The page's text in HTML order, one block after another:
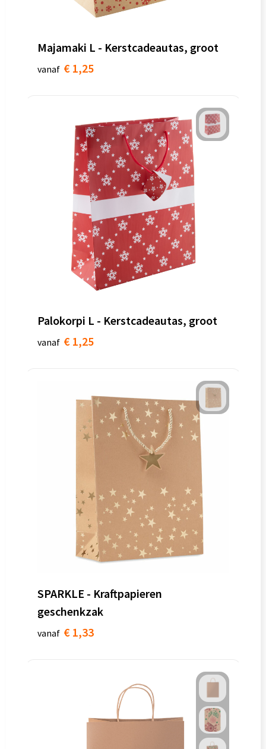
Majamaki L - Kerstcadeautas, groot
vanaf € 1,25
Palokorpi L - Kerstcadeautas, groot
vanaf € 1,25
SPARKLE - Kraftpapieren
geschenkzak
vanaf € 1,33